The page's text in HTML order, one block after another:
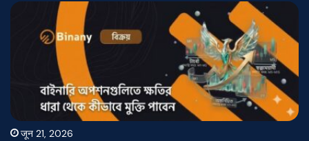
जून 21, 2026